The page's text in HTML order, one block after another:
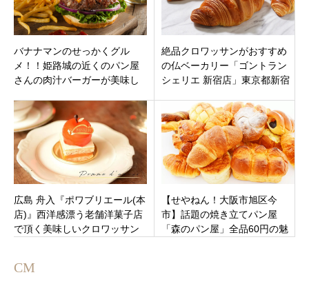
バナナマンのせっかくグル
メ！！姫路城の近くのパン屋
さんの肉汁バーガーが美味し
リー ランプ）」兵庫県姫路市
本町
絶品クロワッサンがおすすめ
の仏ベーカリー「ゴントラン
シェリエ 新宿店」東京都新宿
広島 舟入『ポワブリエール(本
店)』西洋感漂う老舗洋菓子店
で頂く美味しいクロワッサン
【せやねん！大阪市旭区今
市】話題の焼き立てパン屋
「森のパン屋」全品60円の魅
CM